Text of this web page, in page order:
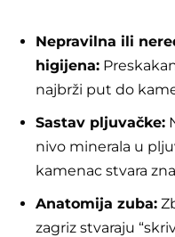
Nepravilna ili
higijena:
najbrži put do
Sastav pljuvačke:
nivo minerala u
kamenac stvara
Anatomija zuba:
zagriz stvaraju